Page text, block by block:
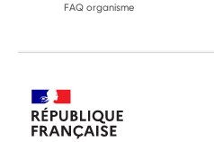
FAQ organisme